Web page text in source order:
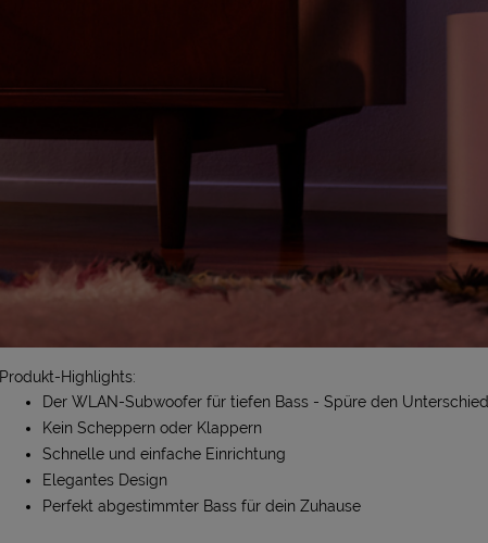
Produkt-Highlights:
Der WLAN-Subwoofer für tiefen Bass - Spüre den Unterschied
Kein Scheppern oder Klappern
Schnelle und einfache Einrichtung
Elegantes Design
Perfekt abgestimmter Bass für dein Zuhause